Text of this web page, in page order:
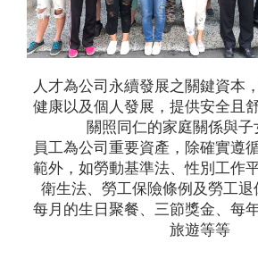
人才為公司永續發展之關鍵資本
健康以及個人發展，提供安全且
關照同仁的家庭關係與子
員工為公司重要資產，除確實遵
範外，如勞動基準法、性別工作
衛生法、勞工保險條例及勞工退
每月的生日聚餐、三節獎金、每
旅遊等等